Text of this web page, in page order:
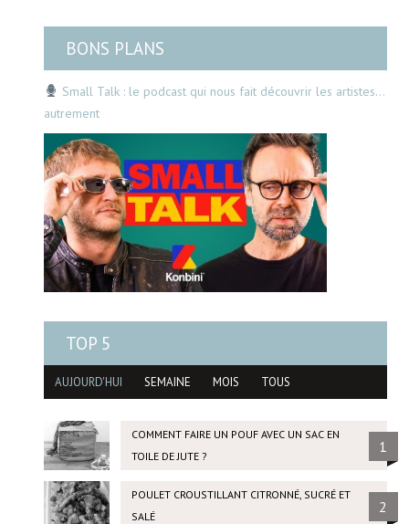
BONS PLANS
Small Talk : le podcast qui nous fait découvrir les artistes…
autrement
TOP 5
AUJOURD'HUI SEMAINE MOIS TOUS
COMMENT FAIRE UN POUF AVEC UN SAC EN
TOILE DE JUTE ?
1
POULET CROUSTILLANT CITRONNÉ, SUCRÉ ET
SALÉ
2